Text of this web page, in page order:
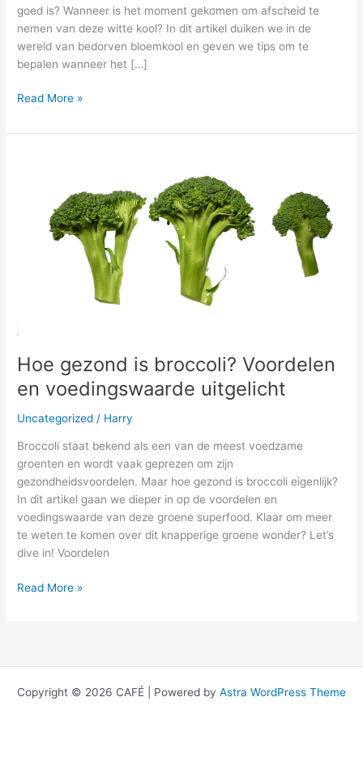
goed⁢ is? Wanneer is het moment ‍gekomen om afscheid te
nemen van deze witte kool? In dit artikel‍ duiken we in de
wereld van bedorven bloemkool en geven we tips om te
bepalen wanneer het […]
Read More »
Hoe gezond is broccoli? Voordelen
en voedingswaarde uitgelicht
Uncategorized / Harry
Broccoli staat bekend als een van de meest voedzame
groenten en wordt vaak geprezen om zijn
gezondheidsvoordelen. Maar hoe gezond is broccoli eigenlijk?
In dit artikel gaan we dieper in op de voordelen en
voedingswaarde van deze groene superfood. Klaar om meer
te weten te komen over dit knapperige groene wonder? Let’s
dive in! Voordelen
broccoli?
Voordelen
voedingswaarde
Read More »
Copyright © 2026 CAFÉ | Powered by Astra WordPress Theme